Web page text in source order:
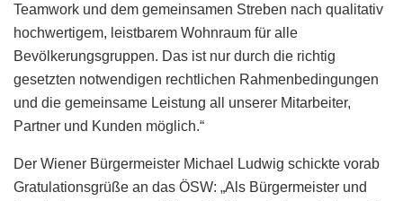
Teamwork und dem gemeinsamen Streben nach qualitativ
hochwertigem, leistbarem Wohnraum für alle
Bevölkerungsgruppen. Das ist nur durch die richtig
gesetzten notwendigen rechtlichen Rahmenbedingungen
und die gemeinsame Leistung all unserer Mitarbeiter,
Partner und Kunden möglich.“
Der Wiener Bürgermeister Michael Ludwig schickte vorab
Gratulationsgrüße an das ÖSW: „Als Bürgermeister und